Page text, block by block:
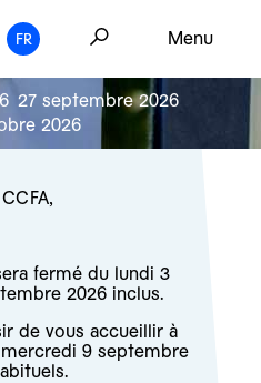
FR Menu
27 septembre 2026
2026
fermé du lundi 3
2026 inclus.
de vous accueillir à
9 septembre